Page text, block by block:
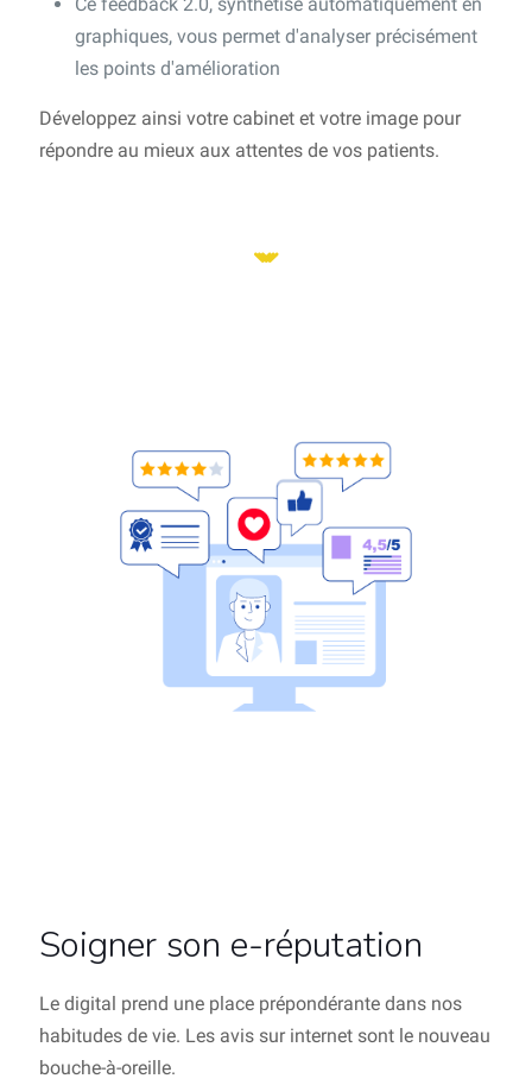
graphiques, vous permet d'analyser précisément
les points d'amélioration
Développez ainsi votre cabinet et votre image pour
répondre au mieux aux attentes de vos patients.
Soigner son e-réputation
Le digital prend une place prépondérante dans nos
habitudes de vie. Les avis sur internet sont le nouveau
bouche-à-oreille.